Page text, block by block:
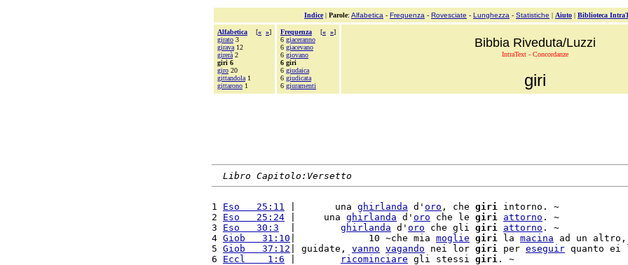
Indice| Parole: Alfabetica - Frequenza - Rovesciate - Lunghezza - Statistiche | Aiuto | Biblioteca
Alfabetica [« »]
girato 3
girava 12
girerà 2
giri 6
giro 20
gittandola 1
gittarono 1
Frequenza [« »]
6 giaceranno
6 giacevano
6 giovano
6 giri
6 giudaica
6 giudicata
6 giuramenti
Bibbia Riveduta/Luzzi
IntraText - Concordanze
giri
Libro Capitolo:Versetto
1 Eso   25:11 |       una ghirlanda d' oro , che giri intorno. ~
2 Eso   25:24 |     una ghirlanda d' oro che le giri attorno . ~
3 Eso   30:3 ghirlanda d' oro che gli giri attorno . ~
4 Giob   31:10 |             10 ~che mia moglie giri la macina ad un altro,
5 Giob   37:12 | guidate, vanno vagando nei lor giri per eseguir quanto ei
6 Eccl    1:6 ricominciare gli stessi giri